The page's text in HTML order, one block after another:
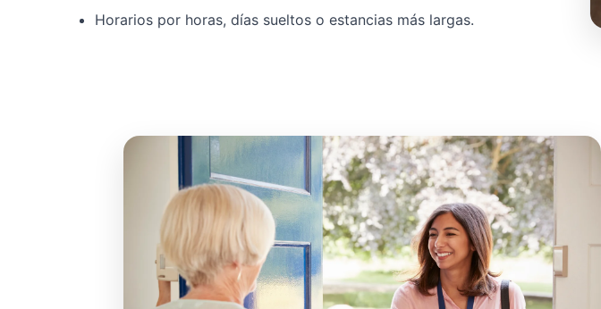
Horarios por horas, días sueltos o estancias más largas.